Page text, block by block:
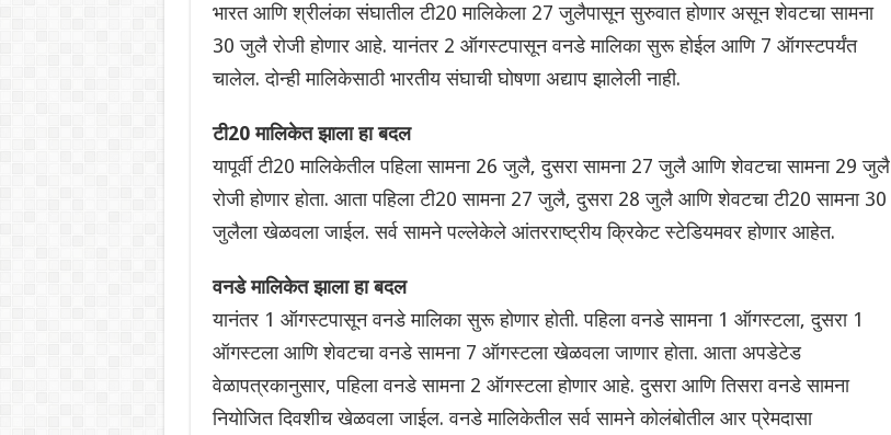
भारत आणि श्रीलंका संघातील टी20 मालिकेला 27 जुलैपासून सुरुवात होणार असून शेवटचा सामना
30 जुलै रोजी होणार आहे. यानंतर 2 ऑगस्टपासून वनडे मालिका सुरू होईल आणि 7 ऑगस्टपर्यंत
चालेल. दोन्ही मालिकेसाठी भारतीय संघाची घोषणा अद्याप झालेली नाही.
टी20 मालिकेत झाला हा बदल
यापूर्वी टी20 मालिकेतील पहिला सामना 26 जुलै, दुसरा सामना 27 जुलै आणि शेवटचा सामना 29 जुलै
रोजी होणार होता. आता पहिला टी20 सामना 27 जुलै, दुसरा 28 जुलै आणि शेवटचा टी20 सामना 30
जुलैला खेळवला जाईल. सर्व सामने पल्लेकेले आंतरराष्ट्रीय क्रिकेट स्टेडियमवर होणार आहेत.
वनडे मालिकेत झाला हा बदल
यानंतर 1 ऑगस्टपासून वनडे मालिका सुरू होणार होती. पहिला वनडे सामना 1 ऑगस्टला, दुसरा 1
ऑगस्टला आणि शेवटचा वनडे सामना 7 ऑगस्टला खेळवला जाणार होता. आता अपडेटेड
वेळापत्रकानुसार, पहिला वनडे सामना 2 ऑगस्टला होणार आहे. दुसरा आणि तिसरा वनडे सामना
नियोजित दिवशीच खेळवला जाईल. वनडे मालिकेतील सर्व सामने कोलंबोतील आर प्रेमदासा